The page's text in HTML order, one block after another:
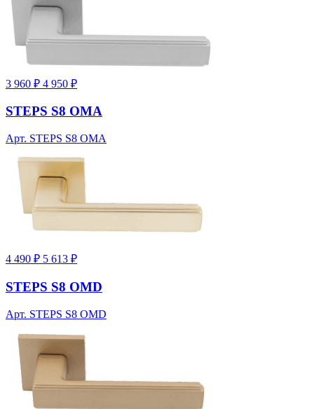
3 960 ₽ 4 950 ₽
STEPS S8 OMA
Арт. STEPS S8 OMA
4 490 ₽ 5 613 ₽
STEPS S8 OMD
Арт. STEPS S8 OMD